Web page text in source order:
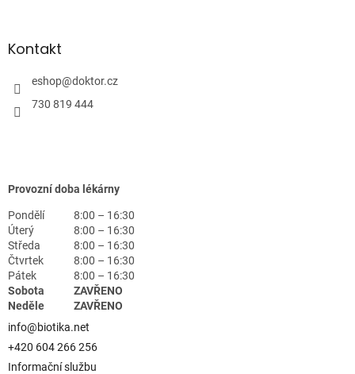
Kontakt
eshop@doktor.cz
730 819 444
Provozní doba lékárny
Pondělí
8:00 – 16:30
Úterý
8:00 – 16:30
Středa
8:00 – 16:30
Čtvrtek
8:00 – 16:30
Pátek
8:00 – 16:30
Sobota
ZAVŘENO
Neděle
ZAVŘENO
info@biotika.net
+420 604 266 256
Informační službu